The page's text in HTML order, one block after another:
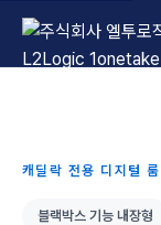
L2Logic 1onetake
캐딜락 전용 디지털 룸
블랙박스 기능 내장형